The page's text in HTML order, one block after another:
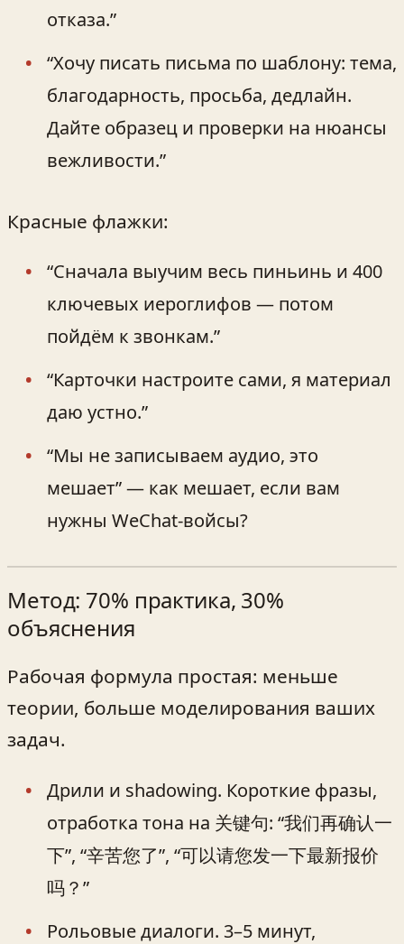
отказа.”
“Хочу писать письма по шаблону: тема,
благодарность, просьба, дедлайн.
Дайте образец и проверки на нюансы
вежливости.”
Красные флажки:
“Сначала выучим весь пиньинь и 400
ключевых иероглифов — потом
пойдём к звонкам.”
“Карточки настроите сами, я материал
даю устно.”
“Мы не записываем аудио, это
мешает” — как мешает, если вам
нужны WeChat-войсы?
Метод: 70% практика, 30%
объяснения
Рабочая формула простая: меньше
теории, больше моделирования ваших
задач.
Дрили и shadowing. Короткие фразы,
отработка тона на 关键句: “我们再确认一
下”, “辛苦您了”, “可以请您发一下最新报价
吗？”
Рольовые диалоги. 3–5 минут,